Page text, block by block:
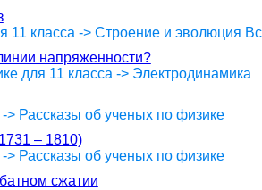
11 класса -> Строение и эволюция
напряженности?
для 11 класса -> Электродинамика
> Рассказы об ученых по физике
– 1810)
> Рассказы об ученых по физике
сжатии